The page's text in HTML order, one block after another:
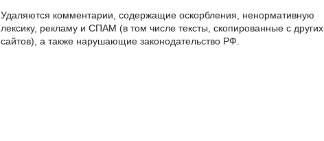
Удаляются комментарии, содержащие оскорбления, ненормативную
лексику, рекламу и СПАМ (в том числе тексты, скопированные с других
сайтов), а также нарушающие законодательство РФ.